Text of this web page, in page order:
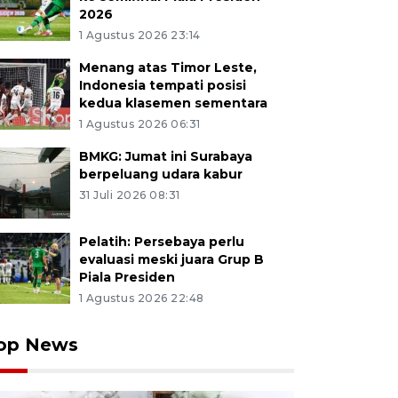
2026
1 Agustus 2026 23:14
Menang atas Timor Leste,
Indonesia tempati posisi
kedua klasemen sementara
1 Agustus 2026 06:31
BMKG: Jumat ini Surabaya
berpeluang udara kabur
31 Juli 2026 08:31
Pelatih: Persebaya perlu
evaluasi meski juara Grup B
Piala Presiden
1 Agustus 2026 22:48
News